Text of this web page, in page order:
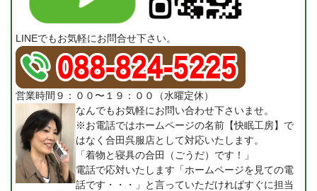
LINEでもお気軽にお問合せ下さい。
営業時間９：００〜１９：００（水曜定休）
なんでもお気軽にお問い合わせ下さいませ。
※お電話ではホームページの名前【快眠工房】で
はなく合田呉服店として対応いたします。
「着物と寝具の合田（ごうだ）です！」
電話で応対いたします「ホームページを見ての電
話です・・・」と言っていただければすぐに担当